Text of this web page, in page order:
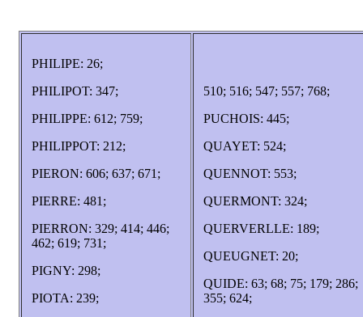
PHILIPE: 26;
PHILIPOT: 347;
PHILIPPE: 612; 759;
PHILIPPOT: 212;
PIERON: 606; 637; 671;
PIERRE: 481;
PIERRON: 329; 414; 446;
462; 619; 731;
PIGNY: 298;
PIOTA: 239;
510; 516; 547; 557; 768;
PUCHOIS: 445;
QUAYET: 524;
QUENNOT: 553;
QUERMONT: 324;
QUERVERLLE: 189;
QUEUGNET: 20;
QUIDE: 63; 68; 75; 179; 286;
355; 624;